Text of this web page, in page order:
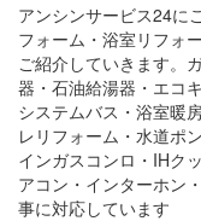
アンシンサービス24に
フォーム・浴室リフォ
ご紹介していきます。
器・石油給湯器・エコ
システムバス・浴室暖
レリフォーム・水道ポ
インガスコンロ・IHク
アコン・インターホン
事に対応しています